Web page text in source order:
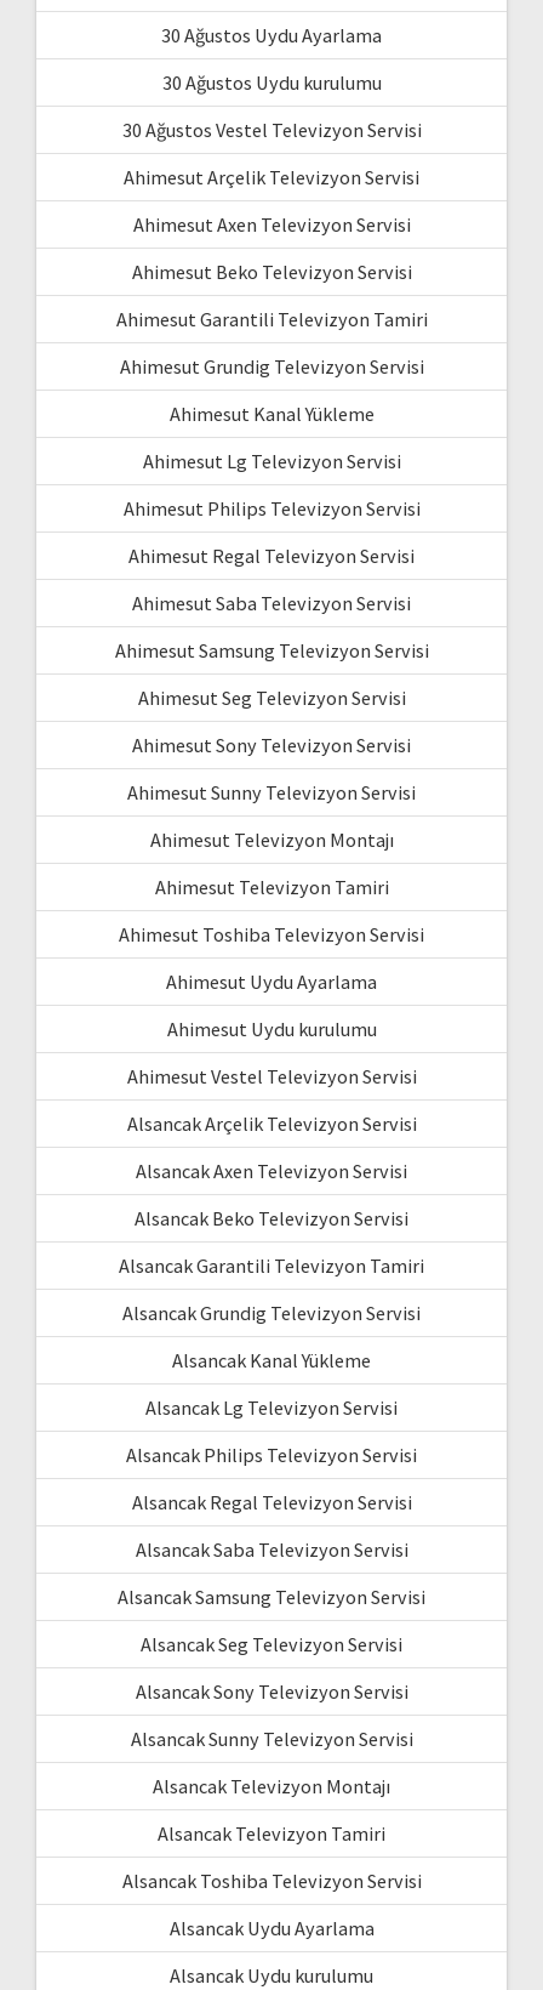
30 Ağustos Uydu Ayarlama
30 Ağustos Uydu kurulumu
30 Ağustos Vestel Televizyon Servisi
Ahimesut Arçelik Televizyon Servisi
Ahimesut Axen Televizyon Servisi
Ahimesut Beko Televizyon Servisi
Ahimesut Garantili Televizyon Tamiri
Ahimesut Grundig Televizyon Servisi
Ahimesut Kanal Yükleme
Ahimesut Lg Televizyon Servisi
Ahimesut Philips Televizyon Servisi
Ahimesut Regal Televizyon Servisi
Ahimesut Saba Televizyon Servisi
Ahimesut Samsung Televizyon Servisi
Ahimesut Seg Televizyon Servisi
Ahimesut Sony Televizyon Servisi
Ahimesut Sunny Televizyon Servisi
Ahimesut Televizyon Montajı
Ahimesut Televizyon Tamiri
Ahimesut Toshiba Televizyon Servisi
Ahimesut Uydu Ayarlama
Ahimesut Uydu kurulumu
Ahimesut Vestel Televizyon Servisi
Alsancak Arçelik Televizyon Servisi
Alsancak Axen Televizyon Servisi
Alsancak Beko Televizyon Servisi
Alsancak Garantili Televizyon Tamiri
Alsancak Grundig Televizyon Servisi
Alsancak Kanal Yükleme
Alsancak Lg Televizyon Servisi
Alsancak Philips Televizyon Servisi
Alsancak Regal Televizyon Servisi
Alsancak Saba Televizyon Servisi
Alsancak Samsung Televizyon Servisi
Alsancak Seg Televizyon Servisi
Alsancak Sony Televizyon Servisi
Alsancak Sunny Televizyon Servisi
Alsancak Televizyon Montajı
Alsancak Televizyon Tamiri
Alsancak Toshiba Televizyon Servisi
Alsancak Uydu Ayarlama
Alsancak Uydu kurulumu